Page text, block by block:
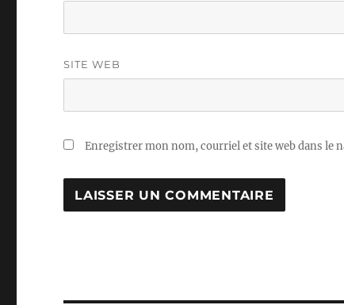
SITE WEB
Enregistrer mon nom, courriel et site web dans le